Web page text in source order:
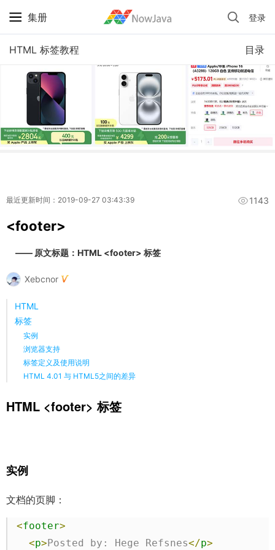
集册 登录
目录
HTML 标签教程
iPhone 京东自营 + 国补 / 历史最低价
最近更新时间：2019-09-27 03:43:39 1143
<footer>
—— 原文标题：HTML <footer> 标签
Xebcnor
HTML
标签
实例
浏览器支持
标签定义及使用说明
HTML 4.01 与 HTML5之间的差异
HTML <footer> 标签
实例
文档的页脚：
<footer>
<p> Posted by: Hege Refsnes</p>